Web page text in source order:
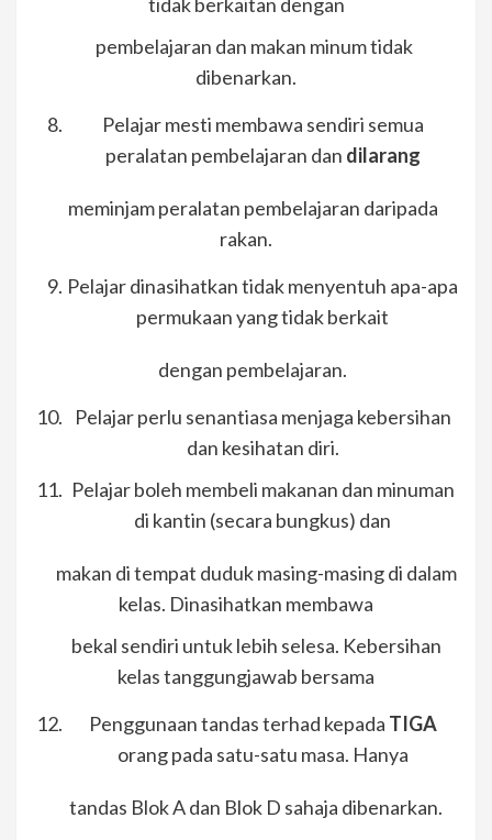
pembelajaran dan makan minum tidak
dibenarkan.
Pelajar mesti membawa sendiri semua
peralatan pembelajaran dan dilarang
meminjam peralatan pembelajaran daripada
rakan.
Pelajar dinasihatkan tidak menyentuh apa-apa
permukaan yang tidak berkait
dengan pembelajaran.
Pelajar perlu senantiasa menjaga kebersihan
dan kesihatan diri.
Pelajar boleh membeli makanan dan minuman
di kantin (secara bungkus) dan
makan di tempat duduk masing-masing di dalam
kelas. Dinasihatkan membawa
bekal sendiri untuk lebih selesa. Kebersihan
kelas tanggungjawab bersama
Penggunaan tandas terhad kepada TIGA
orang pada satu-satu masa. Hanya
tandas Blok A dan Blok D sahaja dibenarkan.